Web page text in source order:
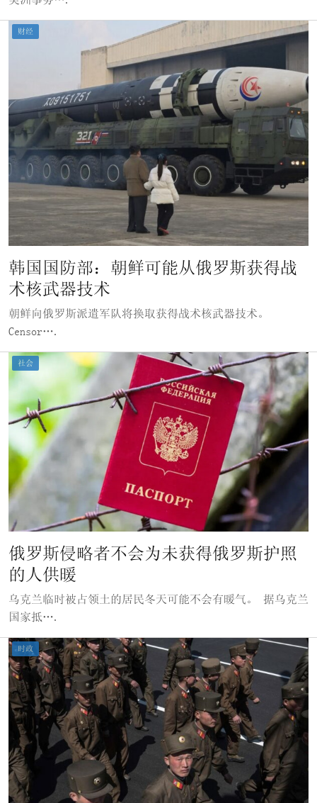
财经
韩国国防部：朝鲜可能从俄罗斯获得战
术核武器技术
朝鲜向俄罗斯派遣军队将换取获得战术核武器技术。
Censor….
社会
俄罗斯侵略者不会为未获得俄罗斯护照
的人供暖
乌克兰临时被占领土的居民冬天可能不会有暖气。 据乌克兰
国家抵….
时政